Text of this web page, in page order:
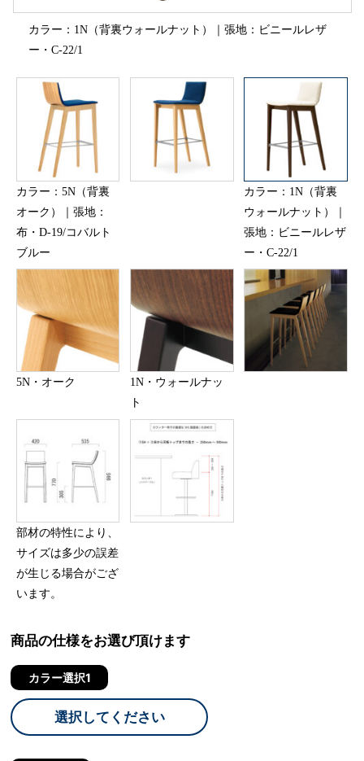
カラー：1N（背裏ウォールナット）｜張地：ビニールレザ
ー・C-22/1
カラー：5N（背裏
オーク）｜張地：
布・D-19/コバルト
ブルー
カラー：1N（背裏
ウォールナット）｜
張地：ビニールレザ
ー・C-22/1
5N・オーク
1N・ウォールナッ
ト
部材の特性により、
サイズは多少の誤差
が生じる場合がござ
います。
商品の仕様をお選び頂けます
カラー選択1
選択してください